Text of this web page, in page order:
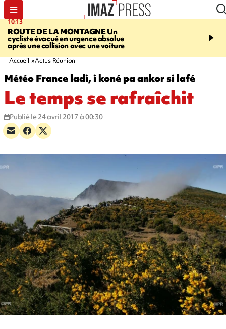
10:13
ROUTE DE LA MONTAGNEUn
cycliste évacué en urgence absolue
après une collision avec une voiture
12:23
peuvent éclater et
Accueil Actus Réunion
Météo France ladi, i koné pa ankor si lafé
Le temps se rafraîchit
Publié le 24 avril 2017 à 00:30